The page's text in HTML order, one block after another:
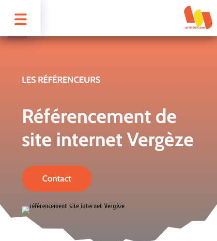
LES RÉFÉRENCEURS
Référencement de
site internet Vergèze
Contact